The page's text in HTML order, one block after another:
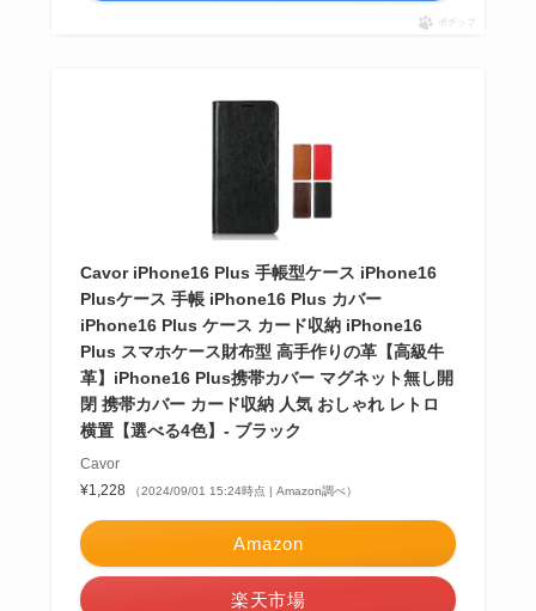
ポチップ
Cavor iPhone16 Plus 手帳型ケース iPhone16
Plusケース 手帳 iPhone16 Plus カバー
iPhone16 Plus ケース カード収納 iPhone16
Plus スマホケース財布型 高手作りの革【高級牛
革】iPhone16 Plus携帯カバー マグネット無し開
閉 携帯カバー カード収納 人気 おしゃれ レトロ
横置【選べる4色】- ブラック
Cavor
¥1,228
（2024/09/01 15:24時点 | Amazon調べ）
Amazon
楽天市場